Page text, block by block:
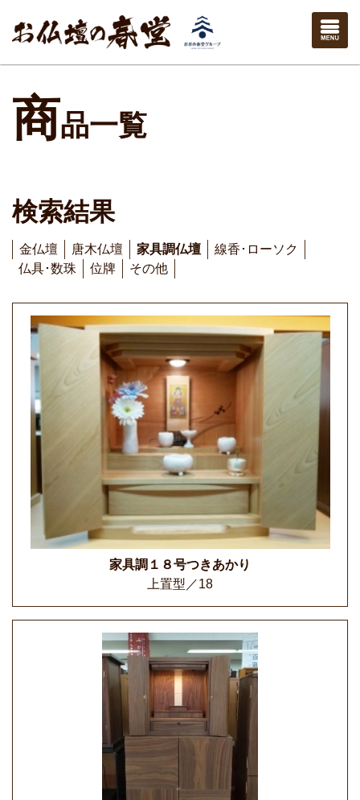
商品一覧
検索結果
金仏壇 唐木仏壇 家具調仏壇
線香･ローソク
仏具･数珠
位牌 その他
家具調１８号つきあかり
上置型／18